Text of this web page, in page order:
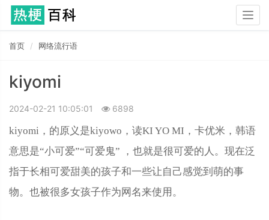
首页 网络流行语
kiyomi
2024-02-21 10:05:01 6898
kiyomi，的原义是kiyowo，读KI YO MI，卡优米，韩语
意思是“小可爱”“可爱鬼” ，也就是很可爱的人。现在泛
指于长相可爱甜美的孩子和一些让自己感觉到萌的事
物。也被很多女孩子作为网名来使用。